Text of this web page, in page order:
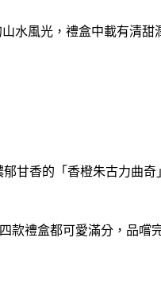
水風光，禮盒中載有清甜
甘香的「香橙朱古力曲奇
款禮盒都可愛滿分，品嚐